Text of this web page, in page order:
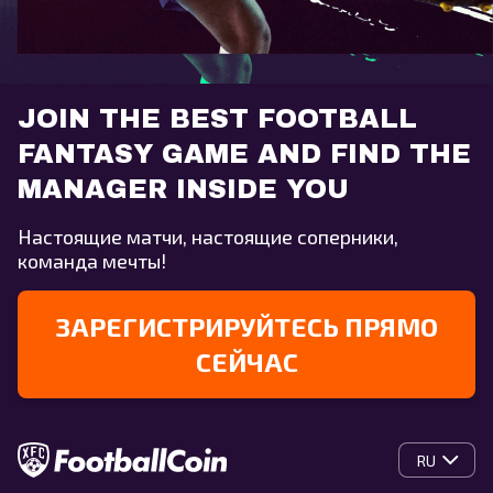
JOIN THE BEST FOOTBALL
FANTASY GAME AND FIND THE
MANAGER INSIDE YOU
Настоящие матчи, настоящие соперники,
команда мечты!
ЗАРЕГИСТРИРУЙТЕСЬ ПРЯМО
СЕЙЧАС
RU